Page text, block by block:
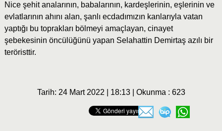
Nice şehit analarının, babalarının, kardeşlerinin, eşlerinin ve
evlatlarının ahını alan, şanlı ecdadımızın kanlarıyla vatan
yaptığı bu toprakları bölmeyi amaçlayan, cinayet
şebekesinin öncülüğünü yapan Selahattin Demirtaş azılı bir
teröristtir.
Tarih: 24 Mart 2022 | 18:13 | Okunma : 623